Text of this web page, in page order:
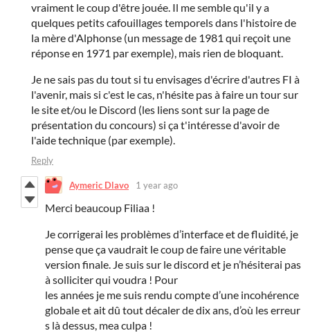
vraiment le coup d'être jouée. Il me semble qu'il y a
quelques petits cafouillages temporels dans l'histoire de
la mère d'Alphonse (un message de 1981 qui reçoit une
réponse en 1971 par exemple), mais rien de bloquant.
Je ne sais pas du tout si tu envisages d'écrire d'autres FI à
l'avenir, mais si c'est le cas, n'hésite pas à faire un tour sur
le site et/ou le Discord (les liens sont sur la page de
présentation du concours) si ça t'intéresse d'avoir de
l'aide technique (par exemple).
Reply
Aymeric Dlavo 1 year ago
Merci beaucoup Filiaa !
Je corrigerai les problèmes d’interface et de fluidité, je
pense que ça vaudrait le coup de faire une véritable
version finale. Je suis sur le discord et je n’hésiterai pas
à solliciter qui voudra ! Pour
les années je me suis rendu compte d’une incohérence
globale et ait dû tout décaler de dix ans, d’où les erreur
s là dessus, mea culpa !